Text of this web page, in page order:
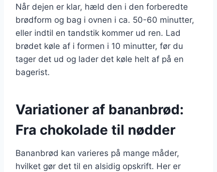
Når dejen er klar, hæld den i den forberedte
brødform og bag i ovnen i ca. 50-60 minutter,
eller indtil en tandstik kommer ud ren. Lad
brødet køle af i formen i 10 minutter, før du
tager det ud og lader det køle helt af på en
bagerist.
Variationer af bananbrød:
Fra chokolade til nødder
Bananbrød kan varieres på mange måder,
hvilket gør det til en alsidig opskrift. Her er